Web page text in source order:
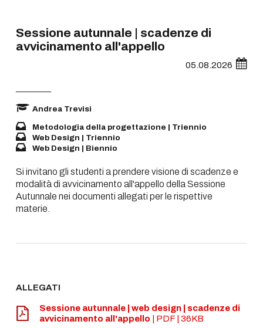
Sessione autunnale | scadenze di
avvicinamento all'appello
05.08.2026
Andrea Trevisi
Metodologia della progettazione | Triennio
Web Design | Triennio
Web Design | Biennio
Si invitano gli studenti a prendere visione di scadenze e
modalità di avvicinamento all'appello della Sessione
Autunnale nei documenti allegati per le rispettive
materie.
ALLEGATI
Sessione autunnale | web design | scadenze di
avvicinamento all'appello | PDF | 36KB